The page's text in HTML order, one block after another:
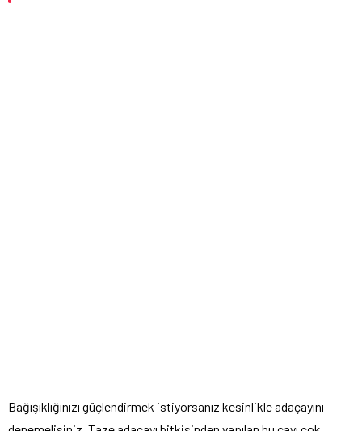
Bağışıklığınızı güçlendirmek istiyorsanız kesinlikle adaçayını